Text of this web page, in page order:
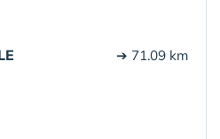
➔ 71.09 km